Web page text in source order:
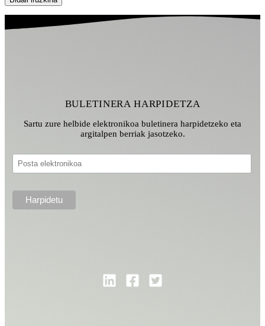
BULETINERA HARPIDETZA
Sartu zure helbide elektronikoa buletinera harpidetzeko eta
argitalpen berriak jasotzeko.